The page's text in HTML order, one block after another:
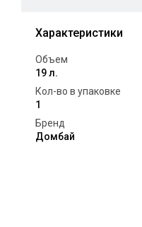
Характеристики
Объем
19 л.
Кол-во в упаковке
1
Бренд
Домбай